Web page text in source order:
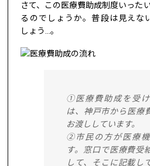
さて、この医療費助成制度いった
るのでしょうか。普段は見えな
しょう…。
①医療費助成を受
は、神戸市から医療
お渡ししています。
②市民の方が医療
す。窓口で医療費受
して、そこに記載し